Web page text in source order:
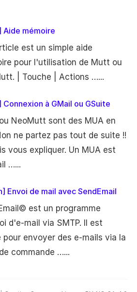
Aide mémoire
est un simple aide
pour l'utilisation de Mutt ou
| Touche | Actions …...
à GMail ou GSuite
NeoMutt sont des MUA en
ne partez pas tout de suite !!
vous expliquer. Un MUA est
…...
Envoi de mail avec SendEmail
est un programme
d'e-mail via SMTP. Il est
pour envoyer des e-mails via la
commande …...